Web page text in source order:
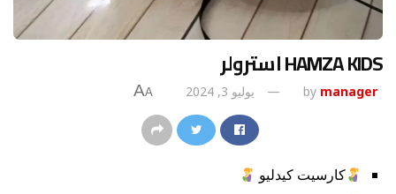
HAMZA KIDS استرولر
by manager يوليو 3, 2024 A
A
كارسيت كيدليو